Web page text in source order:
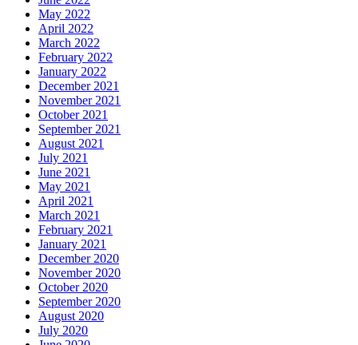
May 2022
April 2022
March 2022
February 2022
January 2022
December 2021
November 2021
October 2021
September 2021
August 2021
July 2021
June 2021
May 2021
April 2021
March 2021
February 2021
January 2021
December 2020
November 2020
October 2020
September 2020
August 2020
July 2020